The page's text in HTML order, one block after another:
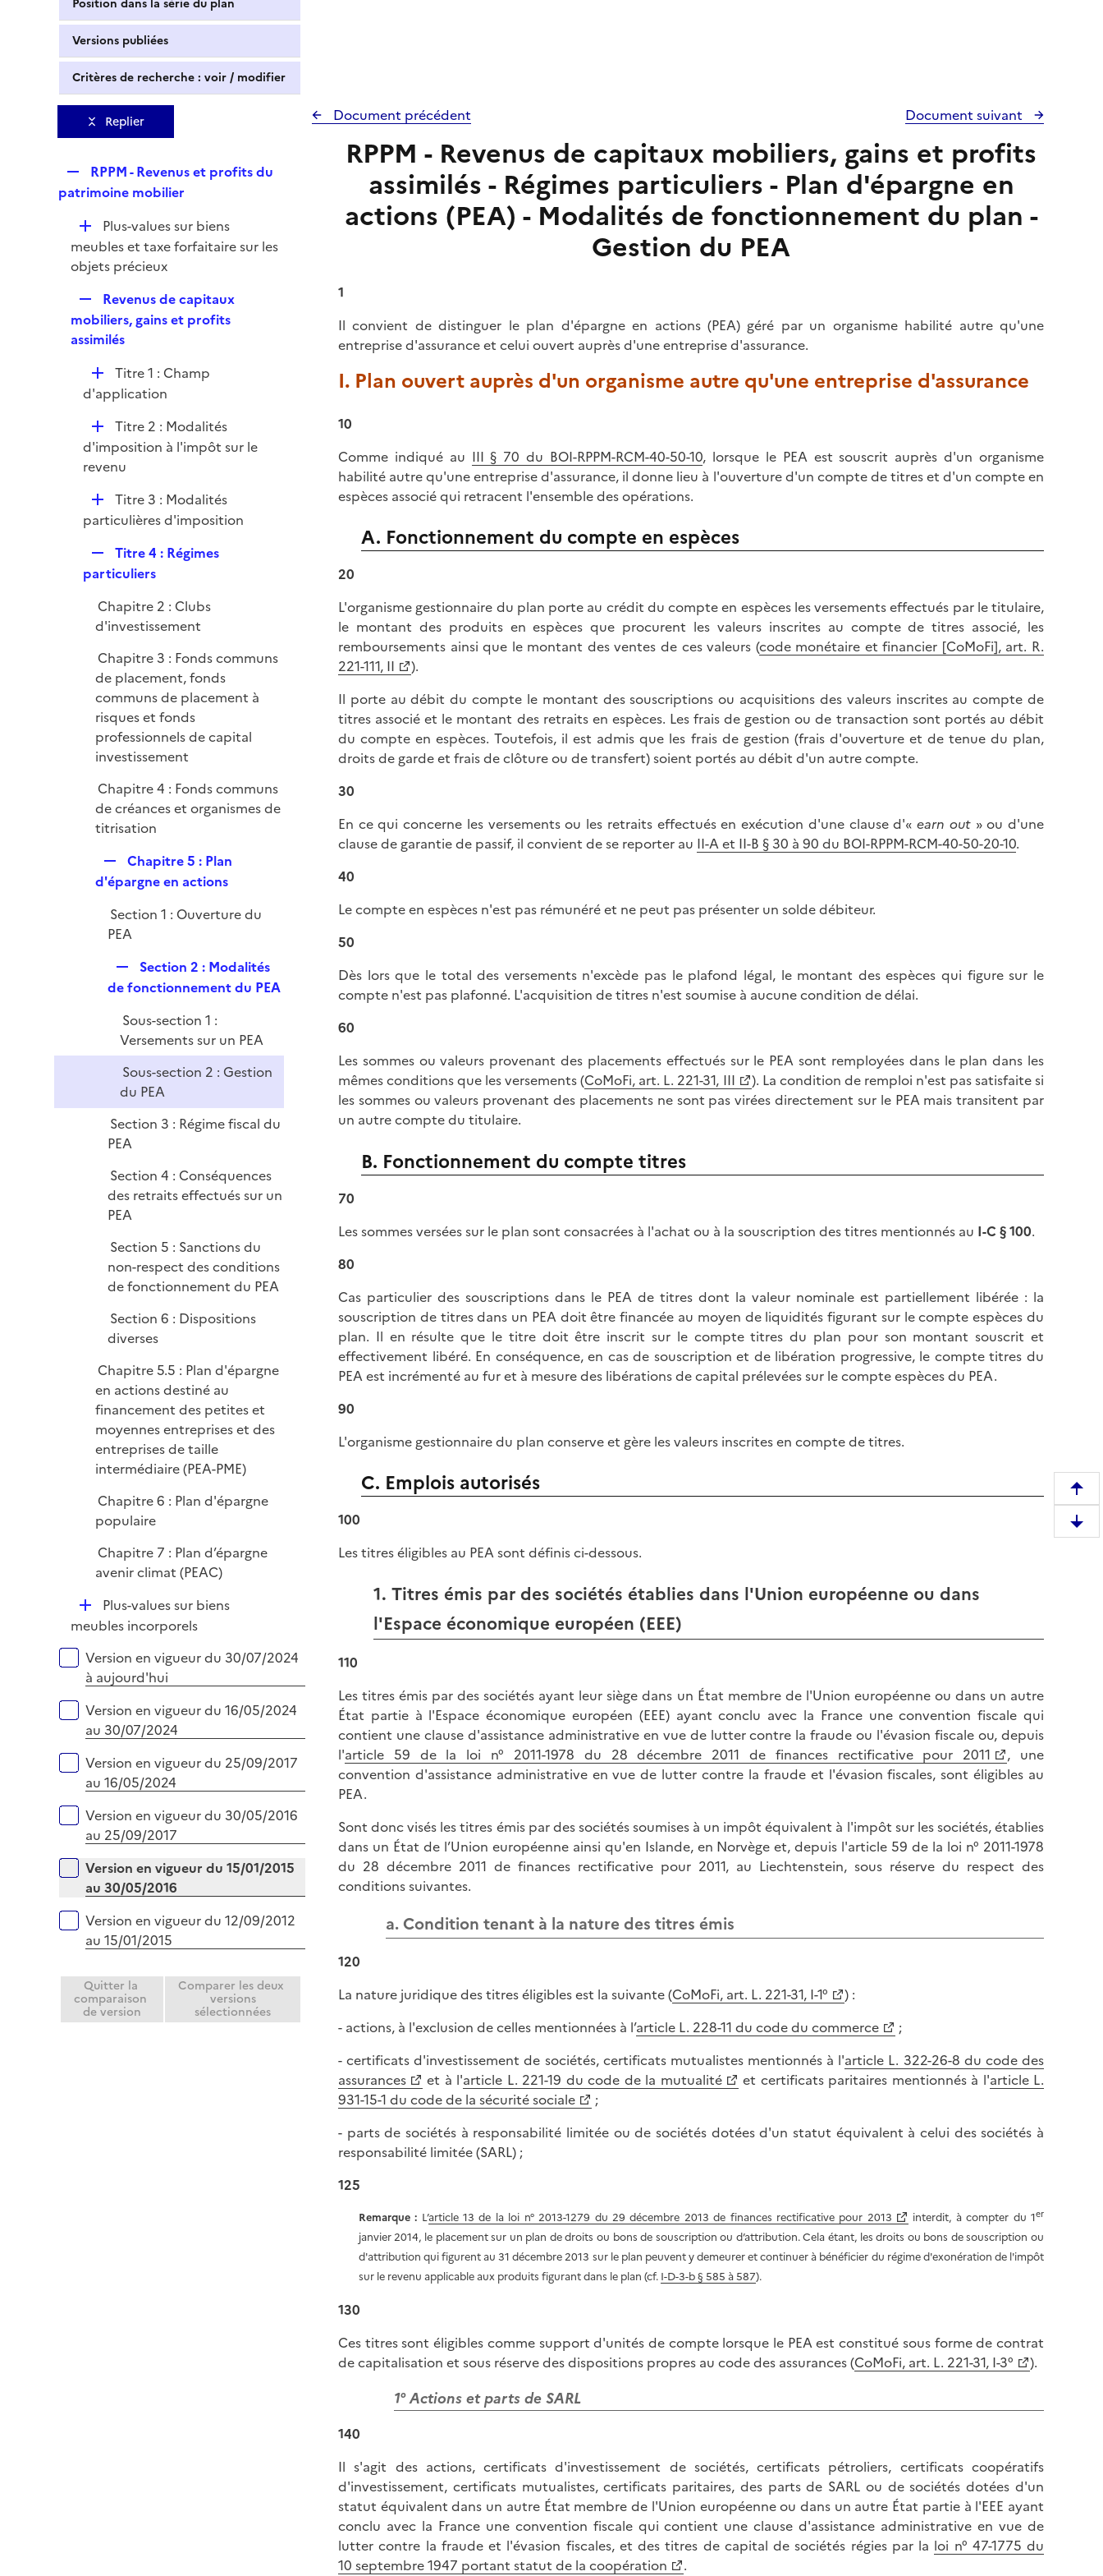
Position dans la série du plan
Versions publiées
Critères de recherche : voir / modifier
Replier
e
l
i
e
RPPM - Revenus et profits du
patrimoine mobilier
D
é
p
e
r
Plus-values sur biens
meubles et taxe forfaitaire sur les
objets précieux
e
p
i
e
r
Revenus de capitaux
mobiliers, gains et profits
assimilés
D
é
i
e
Titre 1 : Champ
d'application
D
é
p
e
Titre 2 : Modalités
d'imposition à l'impôt sur le
revenu
D
é
i
e
r
Titre 3 : Modalités
particulières d'imposition
e
l
i
e
Titre 4 : Régimes
particuliers
Chapitre 2 : Clubs
d'investissement
Chapitre 3 : Fonds communs
de placement, fonds
communs de placement à
risques et fonds
professionnels de capital
investissement
Chapitre 4 : Fonds communs
de créances et organismes de
titrisation
e
l
i
Chapitre 5 : Plan
d'épargne en actions
Section 1 : Ouverture du
PEA
e
l
i
Section 2 : Modalités
de fonctionnement du PEA
Sous-section 1 :
Versements sur un PEA
Sous-section 2 : Gestion
du PEA
Section 3 : Régime fiscal du
PEA
Section 4 : Conséquences
des retraits effectués sur un
PEA
Section 5 : Sanctions du
non-respect des conditions
de fonctionnement du PEA
Section 6 : Dispositions
diverses
Chapitre 5.5 : Plan d'épargne
en actions destiné au
financement des petites et
moyennes entreprises et des
entreprises de taille
intermédiaire (PEA-PME)
Chapitre 6 : Plan d'épargne
populaire
Chapitre 7 : Plan d’épargne
avenir climat (PEAC)
D
é
l
i
e
Plus-values sur biens
meubles incorporels
Versions sur la période
Version en vigueur du 30/07/2024
à aujourd'hui
Version en vigueur du 16/05/2024
au 30/07/2024
Version en vigueur du 25/09/2017
au 16/05/2024
Version en vigueur du 30/05/2016
au 25/09/2017
Version en vigueur du 15/01/2015
au 30/05/2016
Version en vigueur du 12/09/2012
au 15/01/2015
Quitter la
comparaison
de version
Comparer les deux
versions
sélectionnées
Document précédent Document suivant
RPPM - Revenus de capitaux mobiliers, gains et profits
assimilés - Régimes particuliers - Plan d'épargne en
actions (PEA) - Modalités de fonctionnement du plan -
Gestion du PEA
1
Il convient de distinguer le plan d'épargne en actions (PEA) géré par un organisme habilité autre qu'une
entreprise d'assurance et celui ouvert auprès d'une entreprise d'assurance.
I. Plan ouvert auprès d'un organisme autre qu'une entreprise d'assurance
10
Comme indiqué au III § 70 du BOI-RPPM-RCM-40-50-10, lorsque le PEA est souscrit auprès d'un organisme
habilité autre qu'une entreprise d'assurance, il donne lieu à l'ouverture d'un compte de titres et d'un compte en
espèces associé qui retracent l'ensemble des opérations.
A. Fonctionnement du compte en espèces
20
L'organisme gestionnaire du plan porte au crédit du compte en espèces les versements effectués par le titulaire,
le montant des produits en espèces que procurent les valeurs inscrites au compte de titres associé, les
remboursements ainsi que le montant des ventes de ces valeurs (code monétaire et financier [CoMoFi], art. R.
221-111, II
).
Il porte au débit du compte le montant des souscriptions ou acquisitions des valeurs inscrites au compte de
titres associé et le montant des retraits en espèces. Les frais de gestion ou de transaction sont portés au débit
du compte en espèces. Toutefois, il est admis que les frais de gestion (frais d'ouverture et de tenue du plan,
droits de garde et frais de clôture ou de transfert) soient portés au débit d'un autre compte.
30
En ce qui concerne les versements ou les retraits effectués en exécution d'une clause d'«earn out» ou d'une
clause de garantie de passif, il convient de se reporter au II-A et II-B § 30 à 90 du BOI-RPPM-RCM-40-50-20-10.
40
Le compte en espèces n'est pas rémunéré et ne peut pas présenter un solde débiteur.
50
Dès lors que le total des versements n'excède pas le plafond légal, le montant des espèces qui figure sur le
compte n'est pas plafonné. L'acquisition de titres n'est soumise à aucune condition de délai.
60
Les sommes ou valeurs provenant des placements effectués sur le PEA sont remployées dans le plan dans les
mêmes conditions que les versements (CoMoFi, art. L. 221-31, III
). La condition de remploi n'est pas satisfaite si
les sommes ou valeurs provenant des placements ne sont pas virées directement sur le PEA mais transitent par
un autre compte du titulaire.
B. Fonctionnement du compte titres
70
Les sommes versées sur le plan sont consacrées à l'achat ou à la souscription des titres mentionnés au I-C § 100.
80
Cas particulier des souscriptions dans le PEA de titres dont la valeur nominale est partiellement libérée : la
souscription de titres dans un PEA doit être financée au moyen de liquidités figurant sur le compte espèces du
plan. Il en résulte que le titre doit être inscrit sur le compte titres du plan pour son montant souscrit et
effectivement libéré. En conséquence, en cas de souscription et de libération progressive, le compte titres du
PEA est incrémenté au fur et à mesure des libérations de capital prélevées sur le compte espèces du PEA.
90
L'organisme gestionnaire du plan conserve et gère les valeurs inscrites en compte de titres.
C. Emplois autorisés
100
Les titres éligibles au PEA sont définis ci-dessous.
1. Titres émis par des sociétés établies dans l'Union européenne ou dans
l'Espace économique européen (EEE)
110
Les titres émis par des sociétés ayant leur siège dans un État membre de l'Union européenne ou dans un autre
État partie à l'Espace économique européen (EEE) ayant conclu avec la France une convention fiscale qui
contient une clause d'assistance administrative en vue de lutter contre la fraude ou l'évasion fiscale ou, depuis
l'article 59 de la loi n° 2011-1978 du 28 décembre 2011 de finances rectificative pour 2011
, une
convention d'assistance administrative en vue de lutter contre la fraude et l'évasion fiscales, sont éligibles au
PEA.
Sont donc visés les titres émis par des sociétés soumises à un impôt équivalent à l'impôt sur les sociétés, établies
dans un État de l’Union européenne ainsi qu'en Islande, en Norvège et, depuis l'article 59 de la loi n° 2011-1978
du 28 décembre 2011 de finances rectificative pour 2011, au Liechtenstein, sous réserve du respect des
conditions suivantes.
a. Condition tenant à la nature des titres émis
120
La nature juridique des titres éligibles est la suivante (CoMoFi, art. L. 221-31, I-1°
) :
- actions, à l'exclusion de celles mentionnées à l’article L. 228-11 du code du commerce
;
- certificats d'investissement de sociétés, certificats mutualistes mentionnés à l'article L. 322-26-8 du code des
assurances
et à l'article L. 221-19 du code de la mutualité et certificats paritaires mentionnés à l'article L.
931-15-1 du code de la sécurité sociale
;
- parts de sociétés à responsabilité limitée ou de sociétés dotées d'un statut équivalent à celui des sociétés à
responsabilité limitée (SARL) ;
125
Remarque : L’article 13 de la loi n° 2013-1279 du 29 décembre 2013 de finances rectificative pour 2013 interdit, à compter du 1er
janvier 2014, le placement sur un plan de droits ou bons de souscription ou d’attribution. Cela étant, les droits ou bons de souscription ou
d'attribution qui figurent au 31 décembre 2013 sur le plan peuvent y demeurer et continuer à bénéficier du régime d'exonération de l'impôt
sur le revenu applicable aux produits figurant dans le plan (cf. I-D-3-b § 585 à 587).
130
Ces titres sont éligibles comme support d'unités de compte lorsque le PEA est constitué sous forme de contrat
de capitalisation et sous réserve des dispositions propres au code des assurances (CoMoFi, art. L. 221-31, I-3° ).
1° Actions et parts de SARL
140
Il s'agit des actions, certificats d'investissement de sociétés, certificats pétroliers, certificats coopératifs
d'investissement, certificats mutualistes, certificats paritaires, des parts de SARL ou de sociétés dotées d'un
statut équivalent dans un autre État membre de l'Union européenne ou dans un autre État partie à l'EEE ayant
conclu avec la France une convention fiscale qui contient une clause d'assistance administrative en vue de
lutter contre la fraude et l'évasion fiscales, et des titres de capital de sociétés régies par la loi n° 47-1775 du
10 septembre 1947 portant statut de la coopération
.
e
m
D